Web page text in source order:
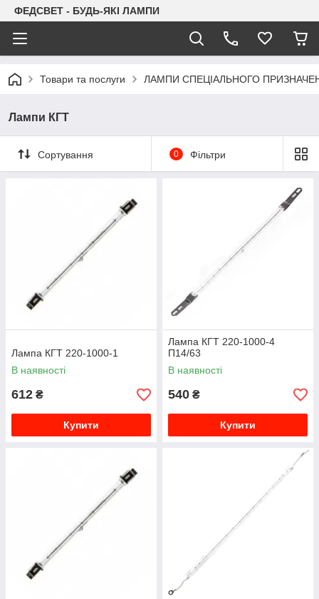
ФЕДСВЕТ - БУДЬ-ЯКІ ЛАМПИ
Товари та послуги ЛАМПИ СПЕЦІАЛЬНОГО
Лампи КГТ
Сортування 0 Фільтри
Лампа КГТ 220-1000-1
В наявності
612 ₴
Купити
Лампа КГТ 220-1000-4
П14/63
В наявності
540 ₴
Купити